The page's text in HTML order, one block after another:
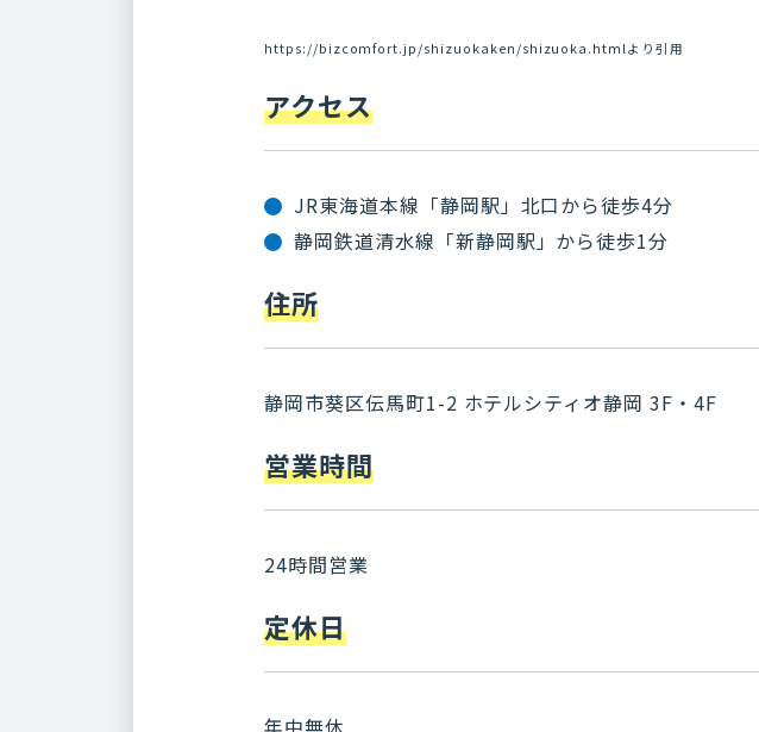
https://bizcomfort.jp/shizuokaken/shizuoka.htmlより引用
アクセス
JR東海道本線「静岡駅」北口から徒歩4分
静岡鉄道清水線「新静岡駅」から徒歩1分
住所
静岡市葵区伝馬町1-2 ホテルシティオ静岡 3F・4F
営業時間
24時間営業
定休日